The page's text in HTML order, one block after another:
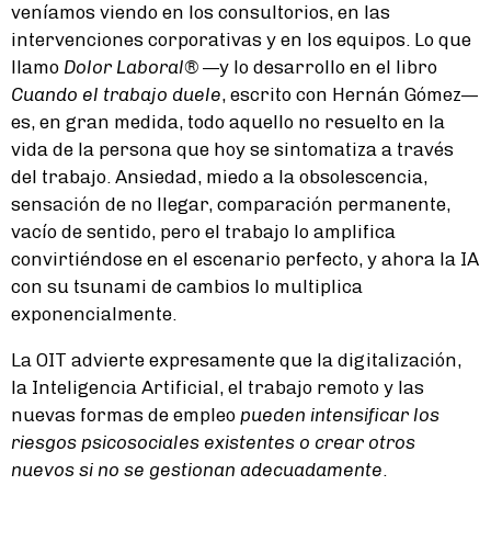
veníamos viendo en los consultorios, en las
intervenciones corporativas y en los equipos. Lo que
llamo Dolor Laboral® —y lo desarrollo en el libro
Cuando el trabajo duele, escrito con Hernán Gómez—
es, en gran medida, todo aquello no resuelto en la
vida de la persona que hoy se sintomatiza a través
del trabajo. Ansiedad, miedo a la obsolescencia,
sensación de no llegar, comparación permanente,
vacío de sentido, pero el trabajo lo amplifica
convirtiéndose en el escenario perfecto, y ahora la IA
con su tsunami de cambios lo multiplica
exponencialmente.
La OIT advierte expresamente que la digitalización,
la Inteligencia Artificial, el trabajo remoto y las
nuevas formas de empleo pueden intensificar los
riesgos psicosociales existentes o crear otros
nuevos si no se gestionan adecuadamente.